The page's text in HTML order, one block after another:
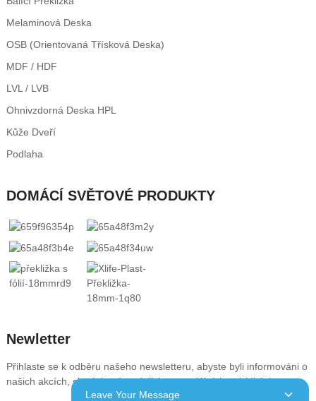
Melaminová Deska
OSB (orientovaná Třísková Deska)
MDF / HDF
LVL / LVB
Ohnivzdorná Deska HPL
Kůže Dveří
Podlaha
DOMÁCÍ SVĚTOVÉ PRODUKTY
Newletter
Přihlaste se k odběru našeho newsletteru, abyste byli informováni o
našich akcích, slevách, výprodejích a speciálních nabídkách
Leave Your Message